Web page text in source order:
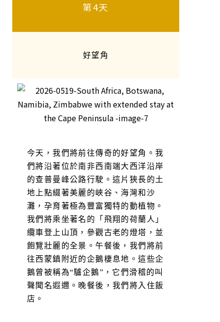
第4天
好望角
今天，我們將前往傳奇的好望角。我
們將沿著位於南非西南端大西洋沿岸
的查普曼峰公路行駛。這片狹長的土
地上點綴著美麗的峽谷、海灣和沙
灘，孕育著極為豐富獨特的動植物。
我們將乘坐著名的「飛翔的荷蘭人」
纜車登上山頂，參觀古老的燈塔，並
飽覽壯麗的全景。午餐後，我們將前
往西蒙鎮附近的企鵝棲息地。這些企
鵝曾被稱為“驢企鵝”，它們滑稽的叫
聲聞名遐邇。晚餐後，我們將入住飯
店。